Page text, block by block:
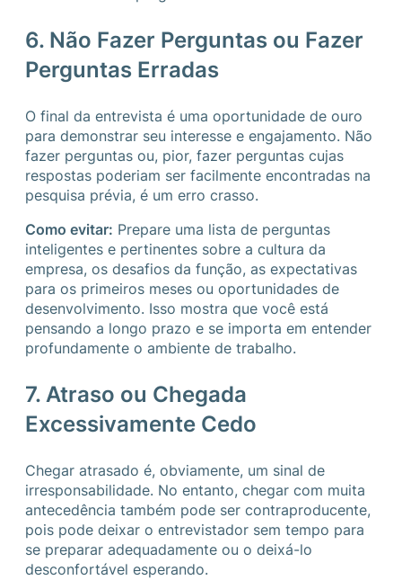
6. Não Fazer Perguntas ou Fazer
Perguntas Erradas
O final da entrevista é uma oportunidade de ouro
para demonstrar seu interesse e engajamento. Não
fazer perguntas ou, pior, fazer perguntas cujas
respostas poderiam ser facilmente encontradas na
pesquisa prévia, é um erro crasso.
Como evitar: Prepare uma lista de perguntas
inteligentes e pertinentes sobre a cultura da
empresa, os desafios da função, as expectativas
para os primeiros meses ou oportunidades de
desenvolvimento. Isso mostra que você está
pensando a longo prazo e se importa em entender
profundamente o ambiente de trabalho.
7. Atraso ou Chegada
Excessivamente Cedo
Chegar atrasado é, obviamente, um sinal de
irresponsabilidade. No entanto, chegar com muita
antecedência também pode ser contraproducente,
pois pode deixar o entrevistador sem tempo para
se preparar adequadamente ou o deixá-lo
desconfortável esperando.